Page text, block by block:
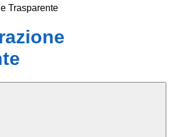
Trasparente